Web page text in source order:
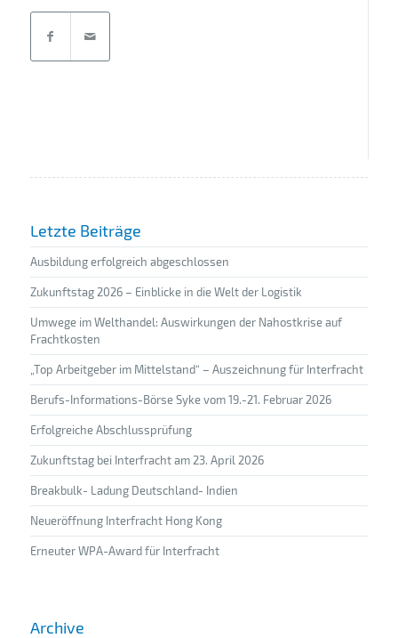
Letzte Beiträge
Ausbildung erfolgreich abgeschlossen
Zukunftstag 2026 – Einblicke in die Welt der Logistik
Umwege im Welthandel: Auswirkungen der Nahostkrise auf
Frachtkosten
„Top Arbeitgeber im Mittelstand“ – Auszeichnung für Interfracht
Berufs-Informations-Börse Syke vom 19.-21. Februar 2026
Erfolgreiche Abschlussprüfung
Zukunftstag bei Interfracht am 23. April 2026
Breakbulk- Ladung Deutschland- Indien
Neueröffnung Interfracht Hong Kong
Erneuter WPA-Award für Interfracht
Archive